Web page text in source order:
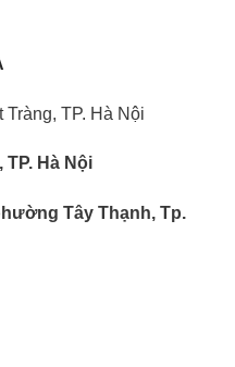
Tràng, TP. Hà Nội
TP. Hà Nội
Tây Thạnh, Tp.